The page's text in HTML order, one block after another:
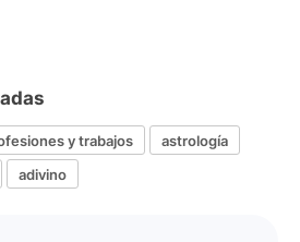
y trabajos
astrología
adivino